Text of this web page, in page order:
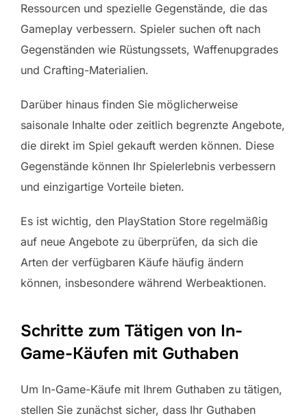
Ressourcen und spezielle Gegenstände, die das
Gameplay verbessern. Spieler suchen oft nach
Gegenständen wie Rüstungssets, Waffenupgrades
und Crafting-Materialien.
Darüber hinaus finden Sie möglicherweise
saisonale Inhalte oder zeitlich begrenzte Angebote,
die direkt im Spiel gekauft werden können. Diese
Gegenstände können Ihr Spielerlebnis verbessern
und einzigartige Vorteile bieten.
Es ist wichtig, den PlayStation Store regelmäßig
auf neue Angebote zu überprüfen, da sich die
Arten der verfügbaren Käufe häufig ändern
können, insbesondere während Werbeaktionen.
Schritte zum Tätigen von In-
Game-Käufen mit Guthaben
Um In-Game-Käufe mit Ihrem Guthaben zu tätigen,
stellen Sie zunächst sicher, dass Ihr Guthaben